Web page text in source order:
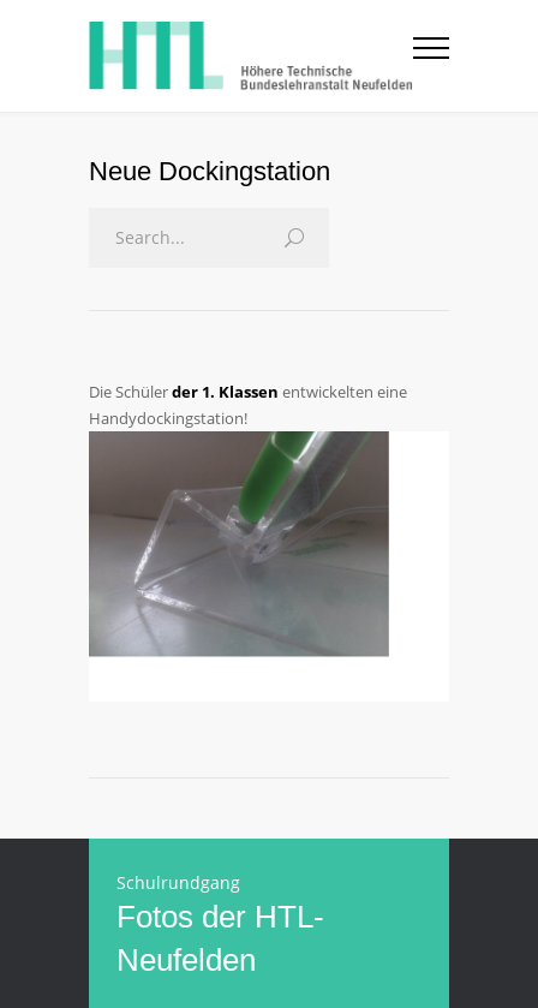
Neue Dockingstation
Die Schülerder 1. Klassen entwickelten eine
Handydockingstation!
Schulrundgang
Fotos der HTL-
Neufelden